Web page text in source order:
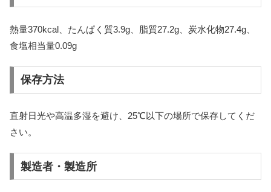
熱量370kcal、たんぱく質3.9g、脂質27.2g、炭水化物27.4g、
食塩相当量0.09g
保存方法
直射日光や高温多湿を避け、25℃以下の場所で保存してくだ
さい。
製造者・製造所